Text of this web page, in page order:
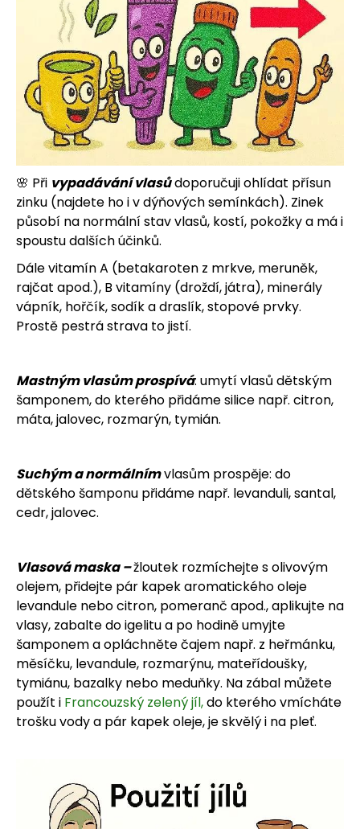
🌸 Při vypadávání vlasůdoporučuji ohlídat přísun
zinku (najdete ho i v dýňových semínkách). Zinek
působí na normální stav vlasů, kostí, pokožky a má i
spoustu dalších účinků.
Dále vitamín A (betakaroten z mrkve, meruněk,
rajčat apod.), B vitamíny (droždí, játra), minerály
vápník, hořčík, sodík a draslík, stopové prvky.
Prostě pestrá strava to jistí.
Mastným vlasům prospívá: umytí vlasů dětským
šamponem, do kterého přidáme silice např. citron,
máta, jalovec, rozmarýn, tymián.
Suchým a normálnímvlasům prospěje: do
dětského šamponu přidáme např. levanduli, santal,
cedr, jalovec.
Vlasová maska –žloutek rozmíchejte s olivovým
olejem, přidejte pár kapek aromatického oleje
levandule nebo citron, pomeranč apod., aplikujte na
vlasy, zabalte do igelitu a po hodině umyjte
šamponem a opláchněte čajem např. z heřmánku,
měsíčku, levandule, rozmarýnu, mateřídoušky,
tymiánu, bazalky nebo meduňky. Na zábal můžete
použít i Francouzský zelený jíl,do kterého vmícháte
trošku vody a pár kapek oleje, je skvělý i na pleť.
u
m
e